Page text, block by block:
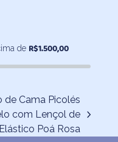
de R$1.500,00
de Cama Picolés
com Lençol de
Elástico Poá Rosa